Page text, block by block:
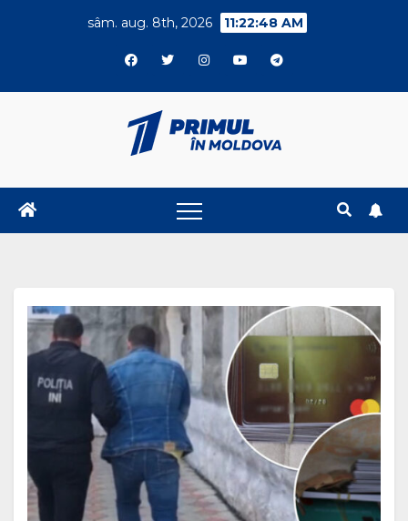
sâm. aug. 8th, 2026 11:22:49 AM